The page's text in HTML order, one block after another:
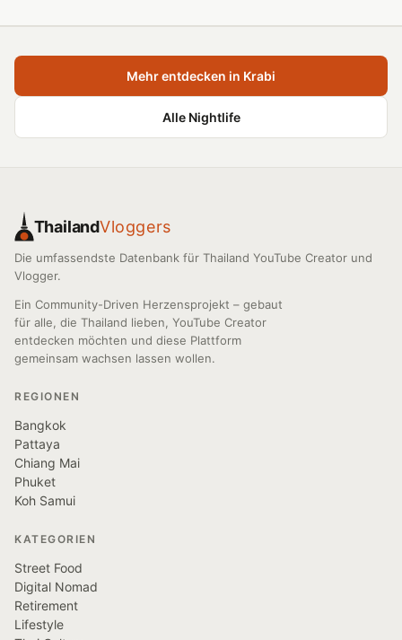
Mehr entdecken in Krabi
Alle Nightlife
ThailandVloggers
Die umfassendste Datenbank für Thailand YouTube Creator und
Vlogger.
Ein Community-Driven Herzensprojekt – gebaut
für alle, die Thailand lieben, YouTube Creator
entdecken möchten und diese Plattform
gemeinsam wachsen lassen wollen.
REGIONEN
Bangkok
Pattaya
Chiang Mai
Phuket
Koh Samui
KATEGORIEN
Street Food
Digital Nomad
Retirement
Lifestyle